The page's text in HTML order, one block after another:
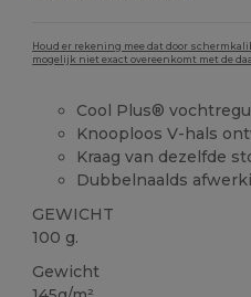
Houd er rekening mee dat door
mogelijk niet exact overeenkomt met de
Cool Plus®
Knooploos V-hals
Kraag van dezelfde
Dubbelnaalds
GEWICHT
100 g.
Gewicht